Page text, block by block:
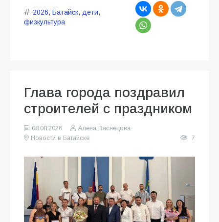
2026, Батайск, дети,
физкультура
Глава города поздравил
строителей с праздником
08.08.2026
Алена Васнецова
Новости в Батайске
7